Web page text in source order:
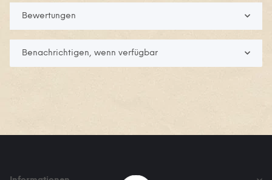
Bewertungen
Benachrichtigen, wenn verfügbar